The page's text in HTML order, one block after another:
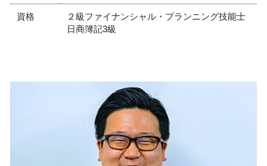
資格
２級ファイナンシャル・プランニング技能士
日商簿記3級